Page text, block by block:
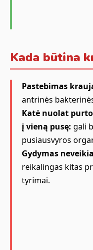
Kada būtina
Pastebimas
antrinės
Katė nuolat
į vieną pusę: gali
pusiausvyros
Gydymas
reikalingas kitas
tyrimai.